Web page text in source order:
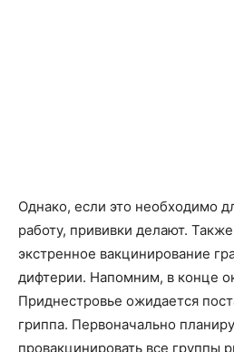
Однако, если это необходимо
работу, прививки делают.
экстренное вакцинирование
дифтерии. Напомним, в конце
Приднестровье ожидается
гриппа. Первоначально
провакцинировать все группы